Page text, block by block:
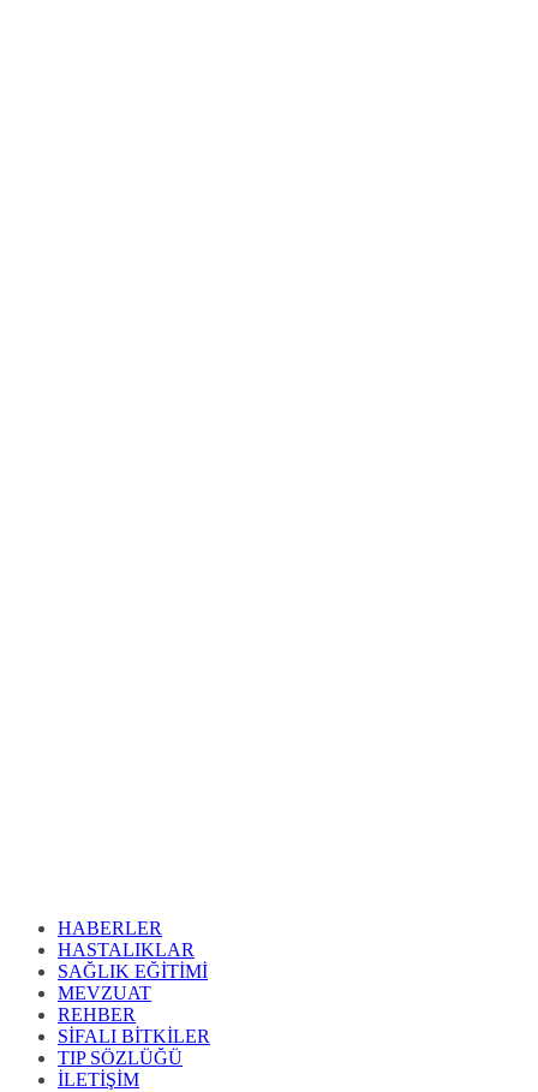
HABERLER
HASTALIKLAR
SAĞLIK EĞİTİMİ
MEVZUAT
REHBER
SİFALI BİTKİLER
TIP SÖZLÜĞÜ
İLETİŞİM